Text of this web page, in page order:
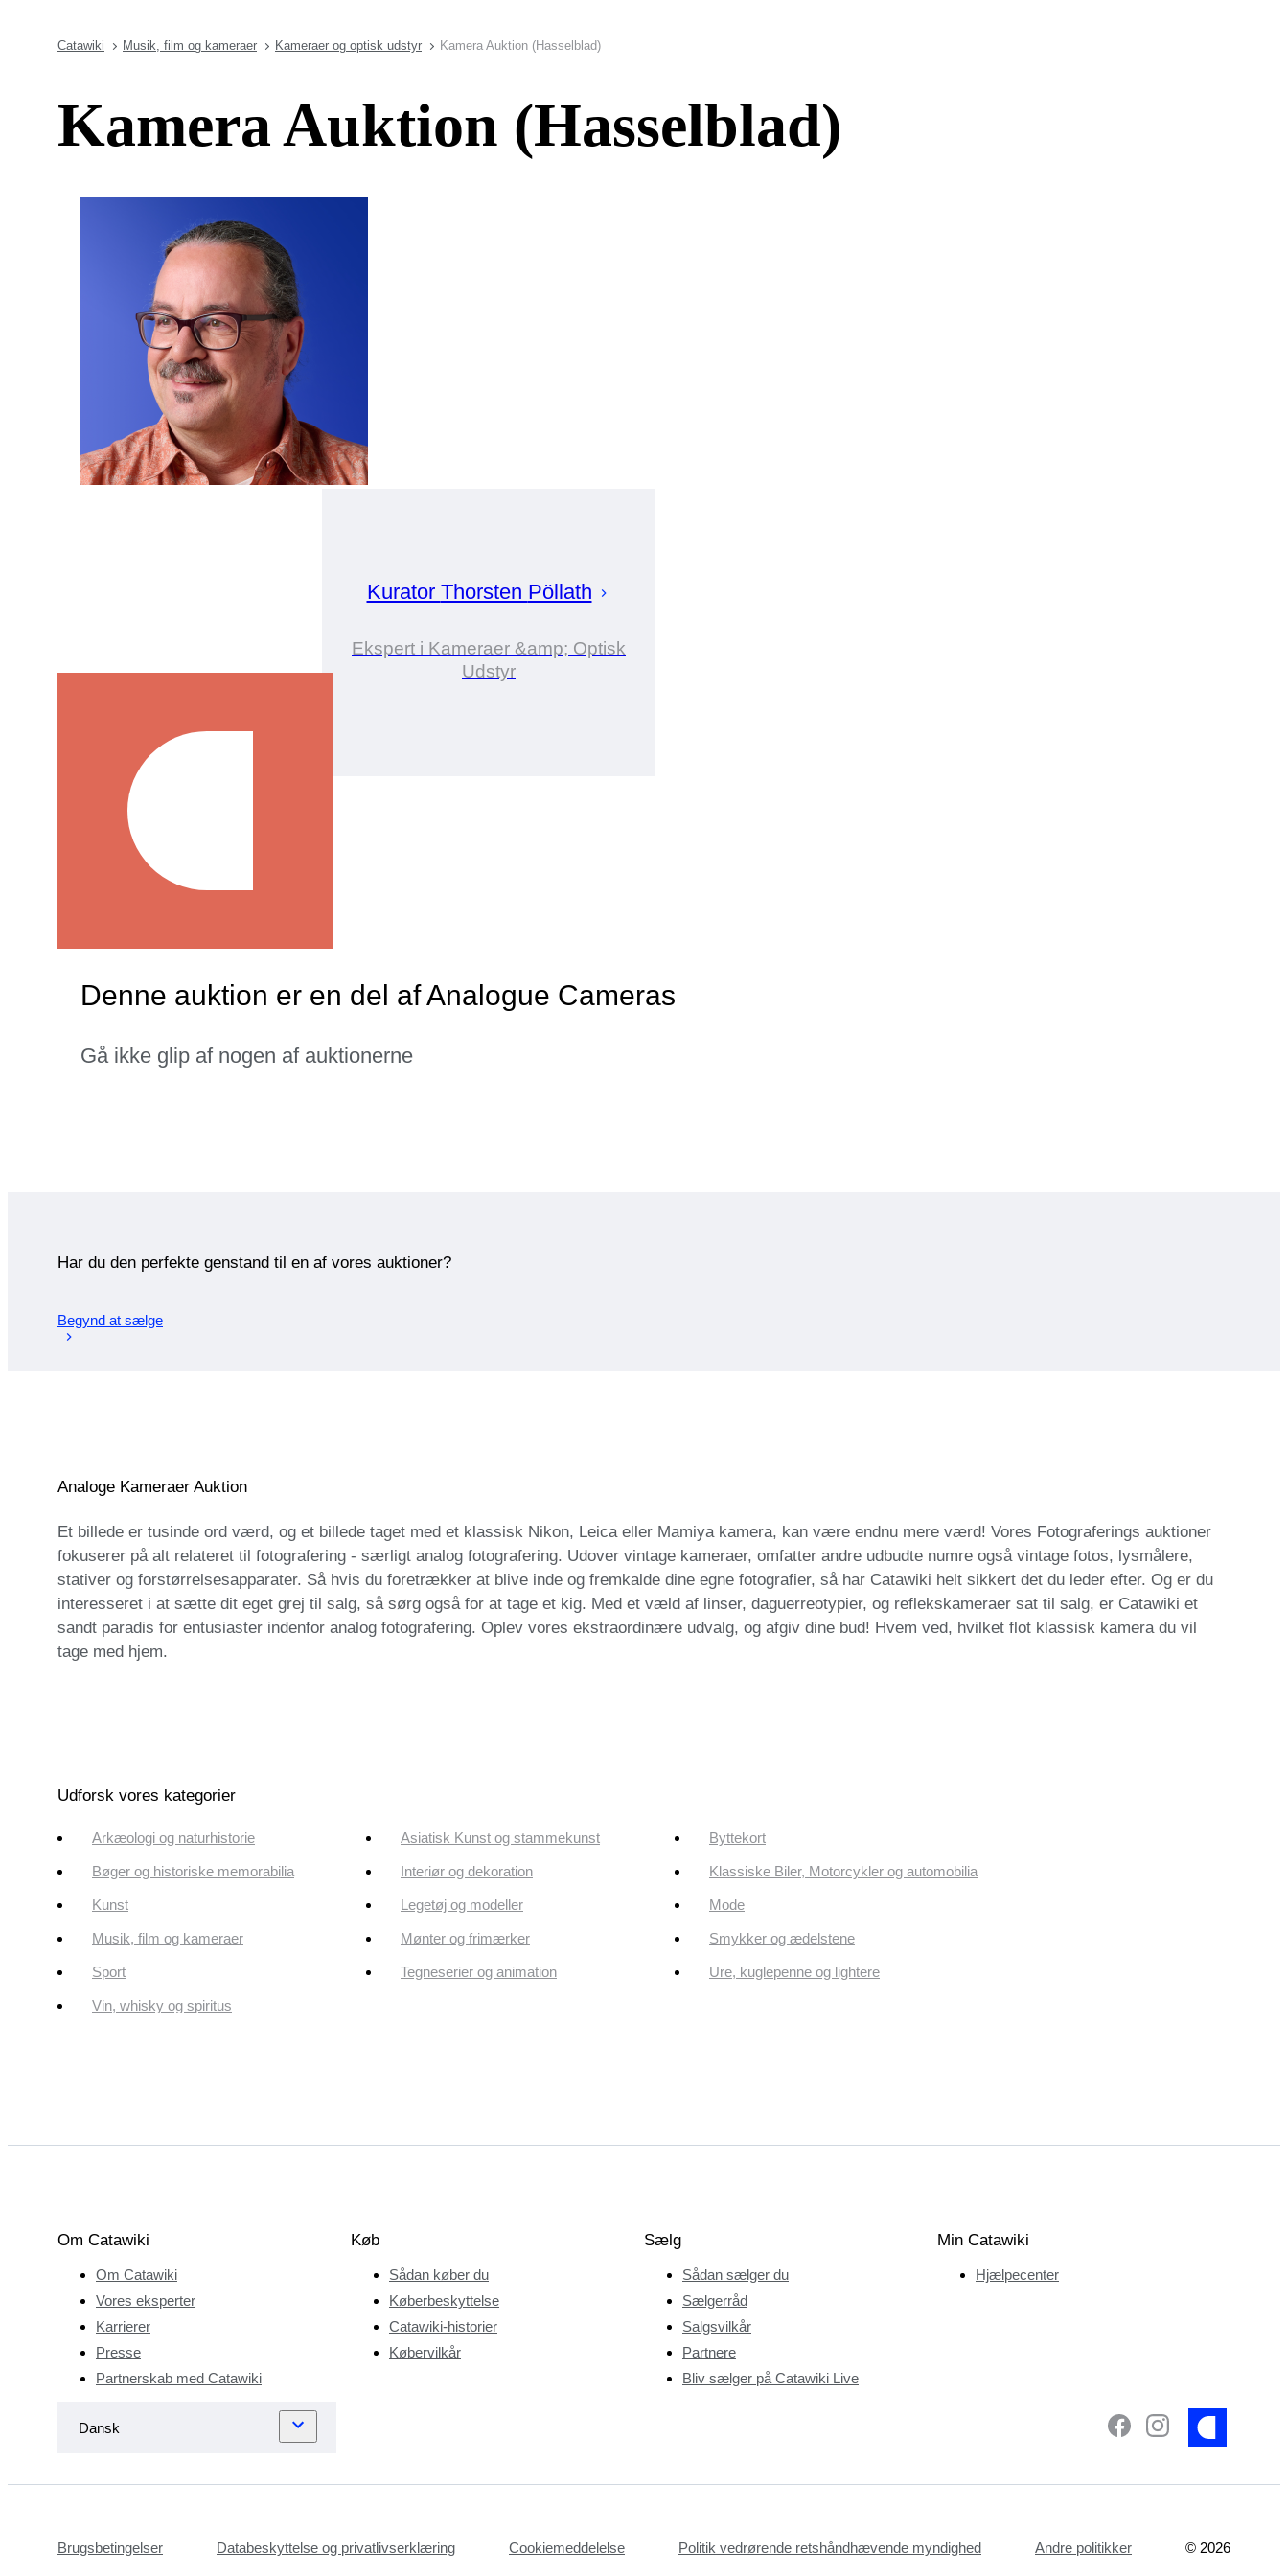
Catawiki Musik, film og kameraer Kameraer og optisk udstyr Kamera Auktion (Hasselblad)
Kamera Auktion (Hasselblad)
Kurator Thorsten Pöllath
Ekspert i Kameraer &amp; Optisk
Udstyr
Denne auktion er en del af Analogue Cameras
Gå ikke glip af nogen af auktionerne
Har du den perfekte genstand til en af vores auktioner?
Begynd at sælge
Analoge Kameraer Auktion
Et billede er tusinde ord værd, og et billede taget med et klassisk Nikon, Leica eller Mamiya kamera, kan være endnu mere værd! Vores Fotograferings auktioner
fokuserer på alt relateret til fotografering - særligt analog fotografering. Udover vintage kameraer, omfatter andre udbudte numre også vintage fotos, lysmålere,
stativer og forstørrelsesapparater. Så hvis du foretrækker at blive inde og fremkalde dine egne fotografier, så har Catawiki helt sikkert det du leder efter. Og er du
interesseret i at sætte dit eget grej til salg, så sørg også for at tage et kig. Med et væld af linser, daguerreotypier, og reflekskameraer sat til salg, er Catawiki et
sandt paradis for entusiaster indenfor analog fotografering. Oplev vores ekstraordinære udvalg, og afgiv dine bud! Hvem ved, hvilket flot klassisk kamera du vil
tage med hjem.
Udforsk vores kategorier
Arkæologi og naturhistorie Asiatisk Kunst og stammekunst Byttekort
Bøger og historiske memorabilia Interiør og dekoration Klassiske Biler, Motorcykler og automobilia
Kunst Legetøj og modeller Mode
Musik, film og kameraer Mønter og frimærker Smykker og ædelstene
Sport Tegneserier og animation Ure, kuglepenne og lightere
Vin, whisky og spiritus
Om Catawiki
Om Catawiki
Vores eksperter
Karrierer
Presse
Partnerskab med Catawiki
Køb
Sådan køber du
Køberbeskyttelse
Catawiki-historier
Købervilkår
Sælg
Sådan sælger du
Sælgerråd
Salgsvilkår
Partnere
Bliv sælger på Catawiki Live
Min Catawiki
Hjælpecenter
Brugsbetingelser Databeskyttelse og privatlivserklæring Cookiemeddelelse Politik vedrørende retshåndhævende myndighed Andre politikker © 2026